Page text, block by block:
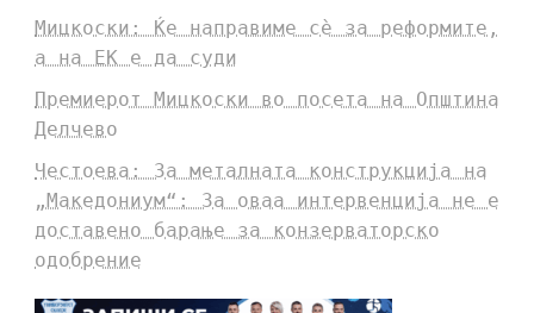
Мицкоски: Ќе направиме сè за реформите,
а на ЕК е да суди
Премиерот Мицкоски во посета на Општина
Делчево
Честоева: За металната конструкција на
„Македониум“: За оваа интервенција не е
доставено барање за конзерваторско
одобрение